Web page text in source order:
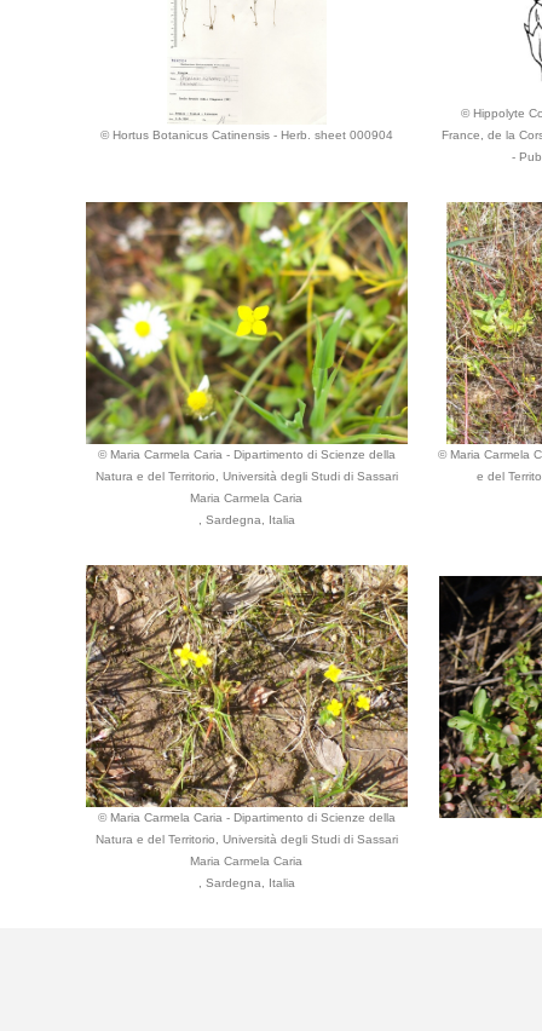
© Hortus Botanicus Catinensis - Herb. sheet 000904
© Hippolyte
France, de la
-
© Maria Carmela Caria - Dipartimento di Scienze della
Natura e del Territorio, Università degli Studi di Sassari
Maria Carmela Caria
, Sardegna, Italia
© Maria Carmela
e del
© Maria Carmela Caria - Dipartimento di Scienze della
Natura e del Territorio, Università degli Studi di Sassari
Maria Carmela Caria
, Sardegna, Italia